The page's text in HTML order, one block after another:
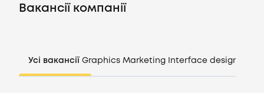
Компанії
Вакансії компанії
Усі вакансії Graphics Marketing Interface design